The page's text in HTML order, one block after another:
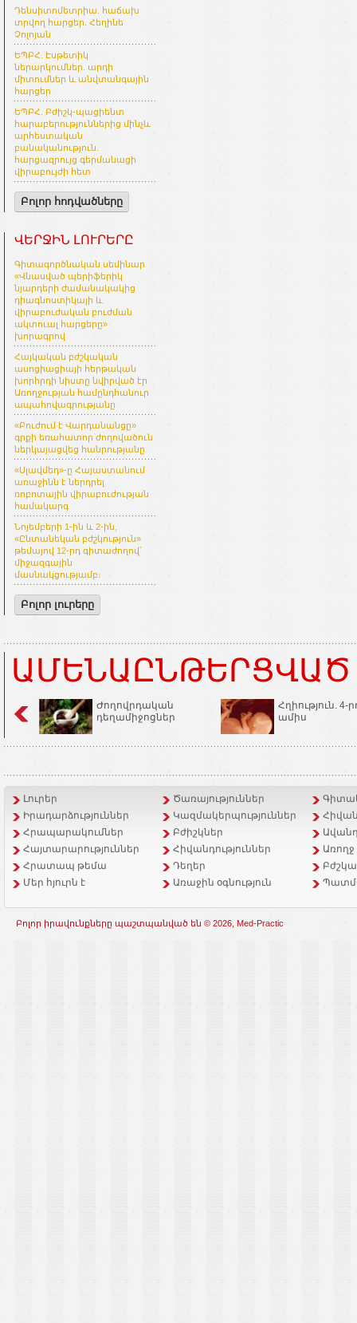
Դենսիտոմետրիա. հաճախ
տրվող հարցեր. Հեղինե
Չոլոյան
ԵՊԲՀ. Էսթետիկ
ներարկումներ. արդի
միտումներ և անվտանգային
հարցեր
ԵՊԲՀ. Բժիշկ-պացիենտ
հարաբերություններից մինչև
արհեստական
բանականություն.
հարցազրույց գերմանացի
վիրաբույժի հետ
Բոլոր հոդվածները
ՎԵՐՋԻՆ ԼՈՒՐԵՐԸ
Գիտագործնական սեմինար
«Վնասված պերիֆերիկ
նյարդերի ժամանակակից
դիագնոստիկայի և
վիրաբուժական բուժման
ակտուալ հարցերը»
խորագրով
Հայկական բժշկական
ասոցիացիայի հերթական
խորհրդի նիստը նվիրված էր
Առողջության համընդհանուր
ապահովագրությանը
«Բուժում է Վարդանանցը»
գրքի եռահատոր ժողովածուն
ներկայացվեց հանրությանը
«Սլավմեդ»-ը Հայաստանում
առաջինն է ներդրել
ռոբոտային վիրաբուժության
համակարգ
Նոյեմբերի 1-ին և 2-ին,
«Ընտանեկան բժշկություն»
թեմայով 12-րդ գիտաժողով՝
միջազգային
մասնակցությամբ։
Բոլոր լուրերը
Ժողովրդական
դեղամիջոցներ
Հղիություն. 4-
ամիս
Լուրեր Ծառայություններ
Իրադարձություններ
Կազմակերպություններ
Հրապարակումներ
Բժիշկներ
Հայտարարություններ
Հիվանդություններ
Հրատապ թեմա
Դեղեր
Մեր հյուրն է
Առաջին օգնություն
Բոլոր իրավունքները պաշտպանված են © 2026, Med-Practic